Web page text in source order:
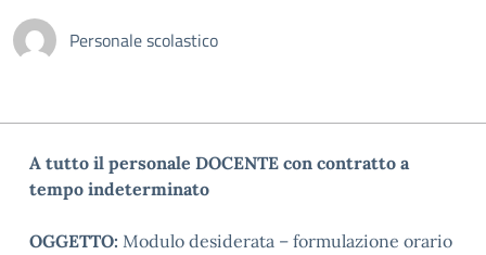
Personale scolastico
A tutto il personale DOCENTE con contratto a
tempo indeterminato
OGGETTO: Modulo desiderata – formulazione orario